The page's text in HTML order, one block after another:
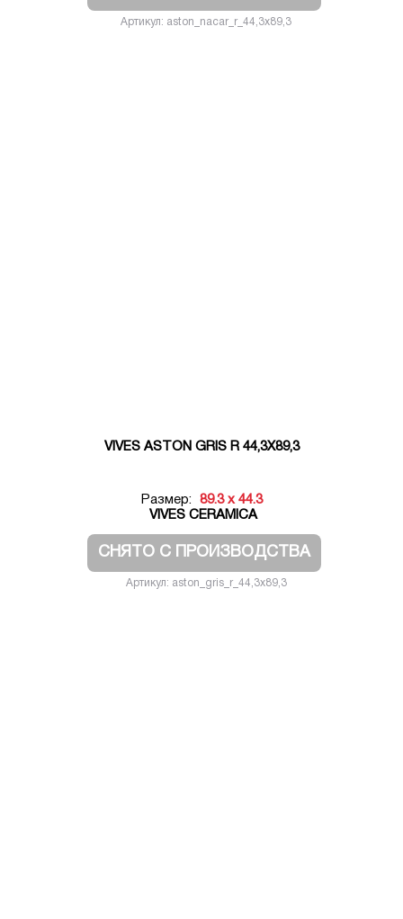
Артикул: aston_nacar_r_44,3x89,3
VIVES ASTON GRIS R 44,3X89,3
Размер:
89.3 x 44.3
VIVES CERAMICA
СНЯТО С ПРОИЗВОДСТВА
Артикул: aston_gris_r_44,3x89,3